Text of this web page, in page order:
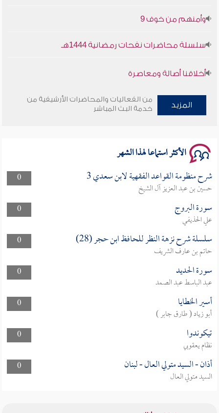
وأمنهم من خوف 9
أخلاقنا أصالة ومعاصرة
المزيد
من الفعاليات والمحاضرات الأرشيفية من
خدمة البث المباشر
الأكثر استماعا لهذا الشهر
0 شرح منظومة القواعد الفقهية لابن سعدي 3
حسين بن عبد العزيز آل الشيخ
0
سورة البروج
علي الحذيفي
0
سلسلة شرح نزهة النظر للحافظ ابن حجر (28)
حاتم بن عارف الشريف
0
سورة الحديد
عبد الباسط عبد الصمد
0
أسير الخطايا
أبو زياد ( طارق جابر )
0
تيكوندوا
نظام يعقوبي
0
أذان - السيد متولي العال - لبنان
السيد متولي العال